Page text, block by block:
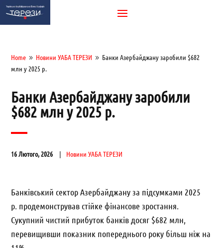
Home 9 Новини УАБА ТЕРЕЗИ 9 Банки Азербайджану заробили $682
млн у 2025 р.
Банки Азербайджану заробили
$682 млн у 2025 р.
16 Лютого, 2026 Новини УАБА ТЕРЕЗИ
Банківський сектор Азербайджану за підсумками 2025
р. продемонстрував стійке фінансове зростання.
Сукупний чистий прибуток банків досяг $682 млн,
перевищивши показник попереднього року більш ніж на